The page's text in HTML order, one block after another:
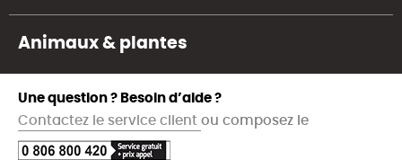
Animaux & plantes
Une question ? Besoin d’aide ?
Contactez le service client ou composez le